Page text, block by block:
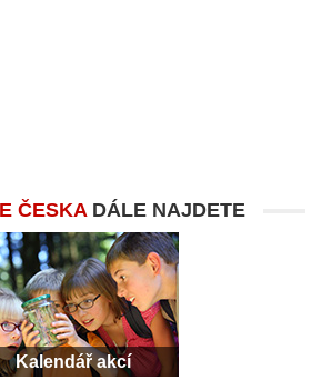
ČESKADÁLE NAJDETE
Kalendář akcí